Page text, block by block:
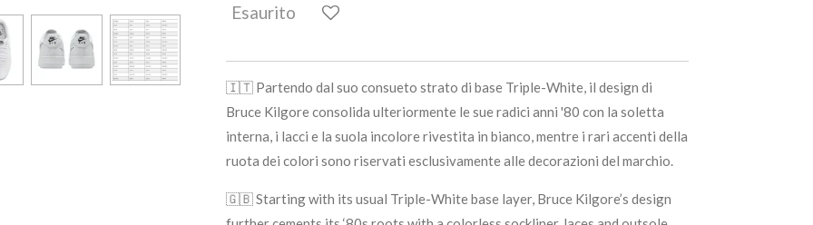
Esaurito
🇮🇹 Partendo dal suo consueto strato di base Triple-White, il design di
Bruce Kilgore consolida ulteriormente le sue radici anni '80 con la soletta
interna, i lacci e la suola incolore rivestita in bianco, mentre i rari accenti della
ruota dei colori sono riservati esclusivamente alle decorazioni del marchio.
🇬🇧 Starting with its usual Triple-White base layer, Bruce Kilgore’s design